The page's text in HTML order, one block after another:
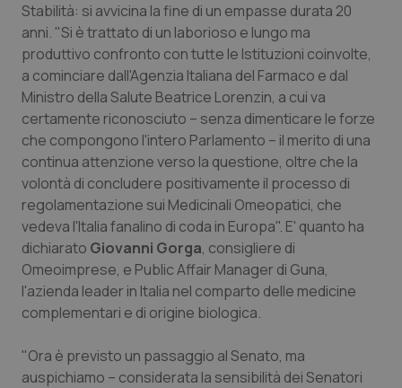
Basilicata
Calabria
Campania
Emilia-Romagna
Friuli Venezia Giulia
Lazio
Liguria
Lombardia
Artrite & artrosi
Asma & BPCO
Car-T
Colesterolo & coronaropatie
Dermatite Atopica
Diabete & glucometri
Disturbi dell’umore
Dolore
QS Club Newsletter
Stabilità: si avvicina la fine di un empasse durata 20
anni. "Si è trattato di un laborioso e lungo ma
produttivo confronto con tutte le Istituzioni coinvolte,
a cominciare dall'Agenzia Italiana del Farmaco e dal
Ministro della Salute Beatrice Lorenzin, a cui va
certamente riconosciuto – senza dimenticare le forze
che compongono l'intero Parlamento – il merito di una
continua attenzione verso la questione, oltre che la
volontà di concludere positivamente il processo di
regolamentazione sui Medicinali Omeopatici, che
vedeva l'Italia fanalino di coda in Europa". E' quanto ha
dichiarato Giovanni Gorga, consigliere di
Omeoimprese, e Public Affair Manager di Guna,
l'azienda leader in Italia nel comparto delle medicine
complementari e di origine biologica.
"Ora è previsto un passaggio al Senato, ma
auspichiamo – considerata la sensibilità dei Senatori